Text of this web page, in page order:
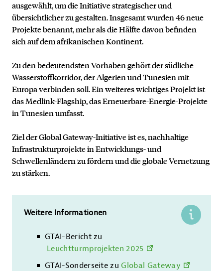
ausgewählt, um die Initiative strategischer und
übersichtlicher zu gestalten. Insgesamt wurden 46 neue
Projekte benannt, mehr als die Hälfte davon befinden
sich auf dem afrikanischen Kontinent.
Zu den bedeutendsten Vorhaben gehört der südliche
Wasserstoffkorridor, der Algerien und Tunesien mit
Europa verbinden soll. Ein weiteres wichtiges Projekt ist
das Medlink-Flagship, das Erneuerbare-Energie-Projekte
in Tunesien umfasst.
Ziel der Global Gateway-Initiative ist es, nachhaltige
Infrastrukturprojekte in Entwicklungs- und
Schwellenländern zu fördern und die globale Vernetzung
zu stärken.
Weitere Informationen
GTAI-Bericht zu
Leuchtturmprojekten 2025
GTAI-Sonderseite zu Global Gateway